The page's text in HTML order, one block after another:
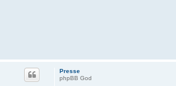
Presse
phpBB God